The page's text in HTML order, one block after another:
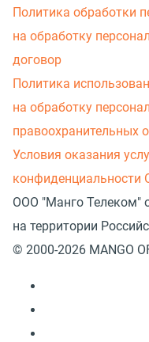
Политика обработки
на обработку
договор
Политика
на обработку
правоохранительных
Условия оказания
конфиденциальности
ООО "Манго Телеком"
на территории
© 2000-2026 MANGO